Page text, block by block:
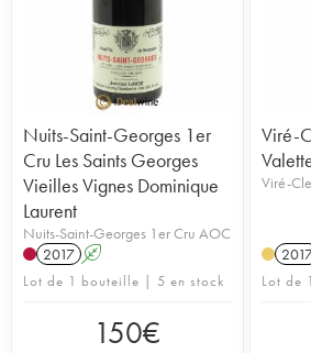
Nuits-Saint-Georges 1er
Cru Les Saints Georges
Vieilles Vignes Dominique
Laurent
Nuits-Saint-Georges 1er Cru AOC
2017 A
Lot de 1 bouteille | 5 en stock
150€
Viré-
Viré-
Lot de